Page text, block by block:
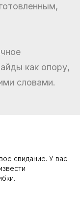
как опору,
словами.
свидание. У вас